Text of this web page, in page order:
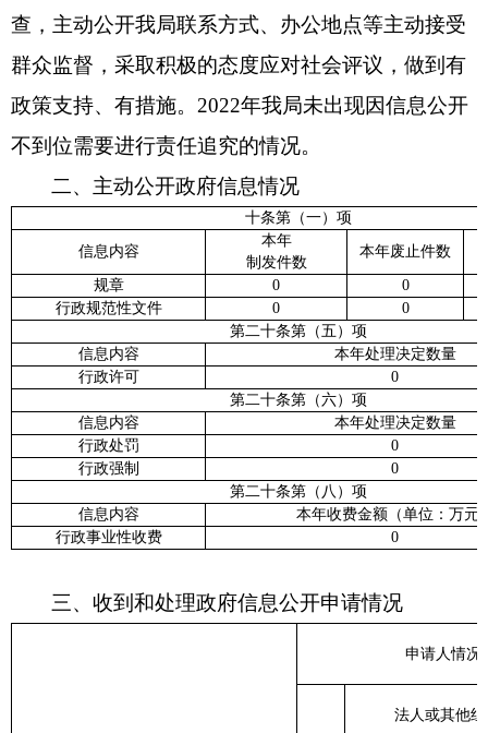
查，主动公开我局联系方式、办公地点等主动接受
群众监督，采取积极的态度应对社会评议，做到有
政策支持、有措施。2022年我局未出现因信息公开
不到位需要进行责任追究的情况。
二、主动公开政府信息情况
十条第（一）项
信息内容
本年
制发件数
本年废止件数
规章 0
0
行政规范性文件
0
0
第二十条第（五）项
信息内容
本年处理决定数量
行政许可
0
第二十条第（六）项
信息内容
本年处理决定数量
行政处罚
0
行政强制
0
第二十条第（八）项
信息内容
本年收费金额（单位：万元
行政事业性收费
0
三、收到和处理政府信息公开申请情况
申请人情况
法人或其他